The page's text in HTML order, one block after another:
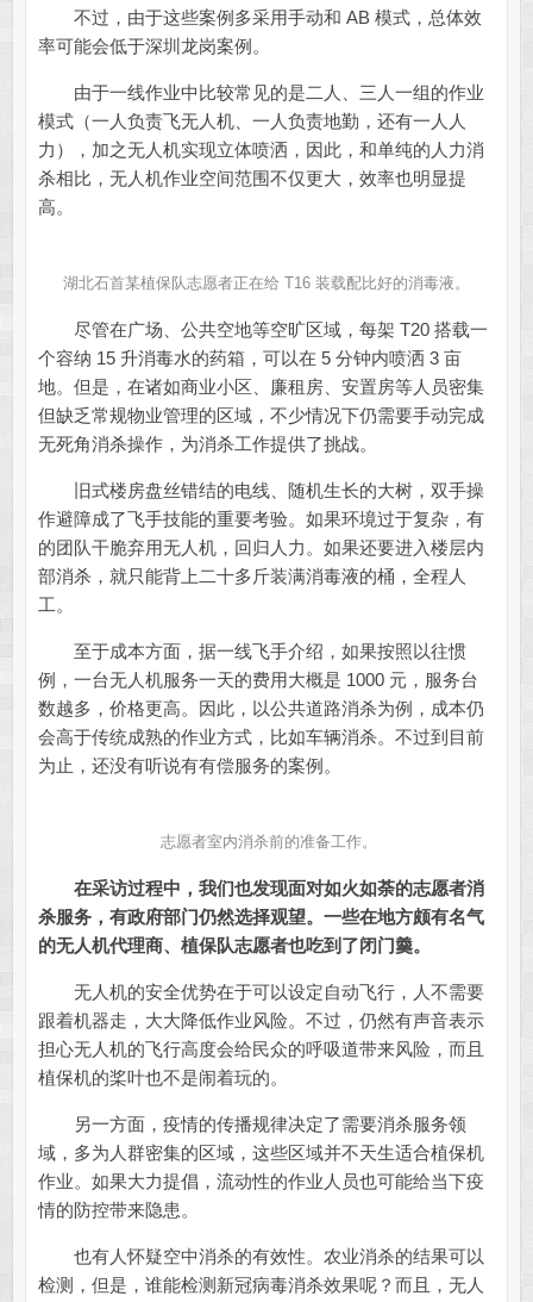
不过，由于这些案例多采用手动和 AB 模式，总体效
率可能会低于深圳龙岗案例。
由于一线作业中比较常见的是二人、三人一组的作业
模式（一人负责飞无人机、一人负责地勤，还有一人人
力），加之无人机实现立体喷洒，因此，和单纯的人力消
杀相比，无人机作业空间范围不仅更大，效率也明显提
高。
湖北石首某植保队志愿者正在给 T16 装载配比好的消毒液。
尽管在广场、公共空地等空旷区域，每架 T20 搭载一
个容纳 15 升消毒水的药箱，可以在 5 分钟内喷洒 3 亩
地。但是，在诸如商业小区、廉租房、安置房等人员密集
但缺乏常规物业管理的区域，不少情况下仍需要手动完成
无死角消杀操作，为消杀工作提供了挑战。
旧式楼房盘丝错结的电线、随机生长的大树，双手操
作避障成了飞手技能的重要考验。如果环境过于复杂，有
的团队干脆弃用无人机，回归人力。如果还要进入楼层内
部消杀，就只能背上二十多斤装满消毒液的桶，全程人
工。
至于成本方面，据一线飞手介绍，如果按照以往惯
例，一台无人机服务一天的费用大概是 1000 元，服务台
数越多，价格更高。因此，以公共道路消杀为例，成本仍
会高于传统成熟的作业方式，比如车辆消杀。不过到目前
为止，还没有听说有有偿服务的案例。
志愿者室内消杀前的准备工作。
在采访过程中，我们也发现面对如火如荼的志愿者消
杀服务，有政府部门仍然选择观望。 一些在地方颇有名气
的无人机代理商、植保队志愿者也吃到了闭门羹。
无人机的安全优势在于可以设定自动飞行，人不需要
跟着机器走，大大降低作业风险。不过，仍然有声音表示
担心无人机的飞行高度会给民众的呼吸道带来风险，而且
植保机的桨叶也不是闹着玩的。
另一方面，疫情的传播规律决定了需要消杀服务领
域，多为人群密集的区域，这些区域并不天生适合植保机
作业。如果大力提倡，流动性的作业人员也可能给当下疫
情的防控带来隐患。
也有人怀疑空中消杀的有效性。农业消杀的结果可以
检测，但是，谁能检测新冠病毒消杀效果呢？而且，无人